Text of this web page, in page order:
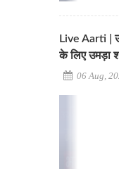
Live Aarti |
के लिए उमड़ा
06 Aug,